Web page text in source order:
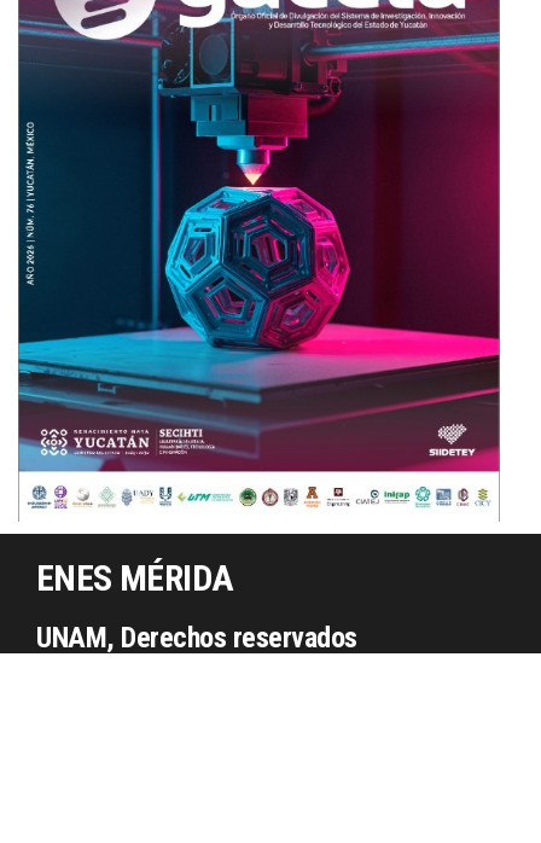
ENES MÉRIDA
UNAM, Derechos reservados